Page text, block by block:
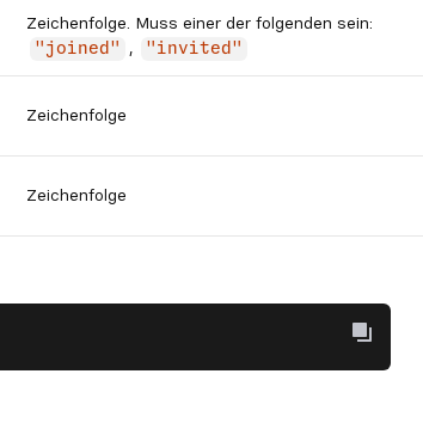
Zeichenfolge. Muss einer der folgenden sein:
"joined" , "invited"
Zeichenfolge
Zeichenfolge